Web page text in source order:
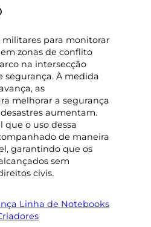
militares para monitorar
zonas de conflito
na intersecção
segurança. À medida
as
melhorar a segurança
aumentam.
que o uso dessa
de maneira
garantindo que os
sem
civis.
Linha de Notebooks